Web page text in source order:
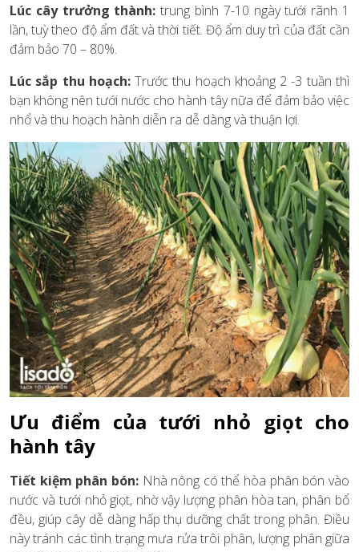
Lúc cây trưởng thành: trung bình 7-10 ngày tưới rãnh 1
lần, tuỳ theo độ ẩm đất và thời tiết. Độ ẩm duy trì của đất cần
đảm bảo 70 – 80%.
Lúc sắp thu hoạch:Trước thu hoạch khoảng 2 -3 tuần thì
bạn không nên tưới nước cho hành tây nữa để đảm bảo việc
nhổ và thu hoạch hành diễn ra dễ dàng và thuận lợi.
Ưu điểm của tưới nhỏ giọt cho
hành tây
Tiết kiệm phân bón:Nhà nông có thể hòa phân bón vào
nước và tưới nhỏ giọt, nhờ vậy lượng phân hòa tan, phân bổ
đều, giúp cây dễ dàng hấp thụ dưỡng chất trong phân. Điều
này tránh các tình trạng mưa rửa trôi phân, lượng phân giữa